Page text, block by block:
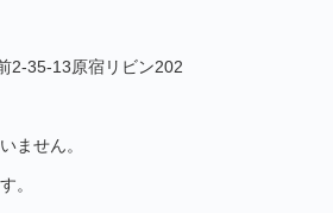
2-35-13原宿リビン202
ません。
。